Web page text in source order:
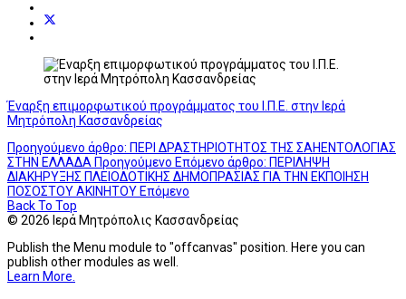
Έναρξη επιμορφωτικού προγράμματος του Ι.Π.Ε. στην Ιερά
Μητρόπολη Κασσανδρείας
Προηγούμενο άρθρο: ΠΕΡΙ ΔΡΑΣΤΗΡΙΟΤΗΤΟΣ ΤΗΣ ΣΑΗΕΝΤΟΛΟΓΙΑΣ
ΣΤΗΝ ΕΛΛΑΔΑ Προηγούμενο Επόμενο άρθρο: ΠΕΡΙΛΗΨΗ
ΔΙΑΚΗΡΥΞΗΣ ΠΛΕΙΟΔΟΤΙΚΗΣ ΔΗΜΟΠΡΑΣΙΑΣ ΓΙΑ ΤΗΝ ΕΚΠΟΙΗΣΗ
ΠΟΣΟΣΤΟΥ ΑΚΙΝΗΤΟΥΕπόμενο
Back To Top
© 2026 Ιερά Μητρόπολις Κασσανδρείας
Publish the Menu module to "offcanvas" position. Here you can
publish other modules as well.
Learn More.